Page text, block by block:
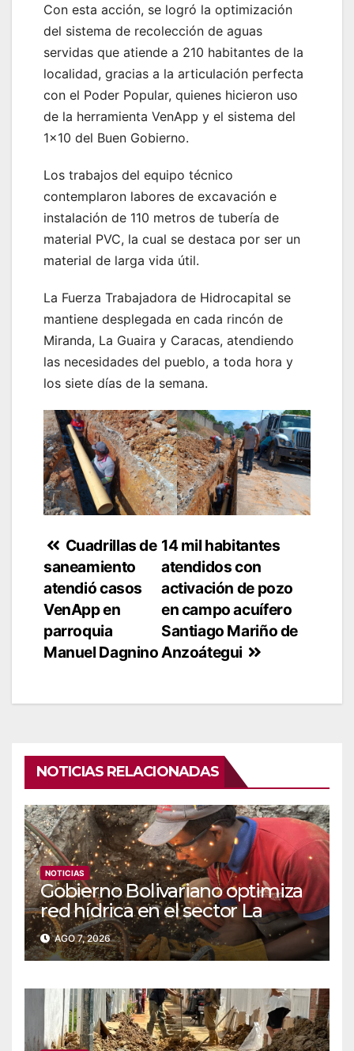
Con esta acción, se logró la optimización
del sistema de recolección de aguas
servidas que atiende a 210 habitantes de la
localidad, gracias a la articulación perfecta
con el Poder Popular, quienes hicieron uso
de la herramienta VenApp y el sistema del
1×10 del Buen Gobierno.
Los trabajos del equipo técnico
contemplaron labores de excavación e
instalación de 110 metros de tubería de
material PVC, la cual se destaca por ser un
material de larga vida útil.
La Fuerza Trabajadora de Hidrocapital se
mantiene desplegada en cada rincón de
Miranda, La Guaira y Caracas, atendiendo
las necesidades del pueblo, a toda hora y
los siete días de la semana.
Navegación
de
entradas
14 mil habitantes
atendidos con
activación de pozo
en campo acuífero
Santiago Mariño de
Anzoátegui
Cuadrillas de
saneamiento
atendió casos
VenApp en
parroquia
Manuel Dagnino
NOTICIAS RELACIONADAS
NOTICIAS
Gobierno Bolivariano optimiza
red hídrica en el sector La
Majada
AGO 7, 2026